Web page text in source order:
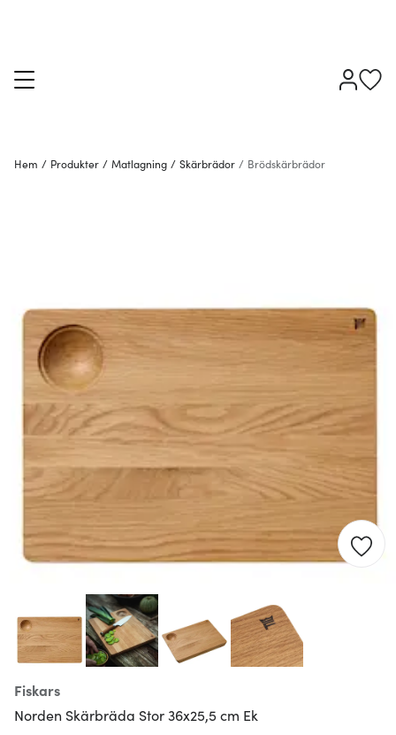
Hem / Produkter / Matlagning / Skärbrädor / Brödskärbrädor
Fiskars
Norden Skärbräda Stor 36x25,5 cm Ek